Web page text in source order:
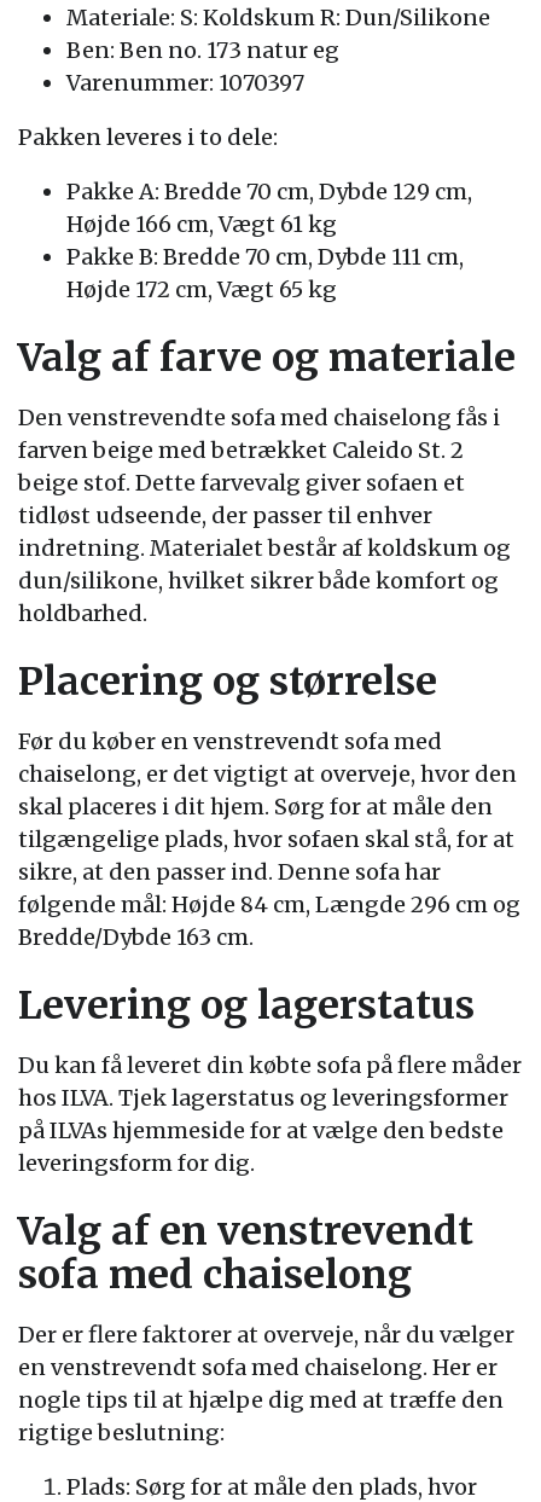
Materiale: S: Koldskum R: Dun/Silikone
Ben: Ben no. 173 natur eg
Varenummer: 1070397
Pakken leveres i to dele:
Pakke A: Bredde 70 cm, Dybde 129 cm,
Højde 166 cm, Vægt 61 kg
Pakke B: Bredde 70 cm, Dybde 111 cm,
Højde 172 cm, Vægt 65 kg
Valg af farve og materiale
Den venstrevendte sofa med chaiselong fås i
farven beige med betrækket Caleido St. 2
beige stof. Dette farvevalg giver sofaen et
tidløst udseende, der passer til enhver
indretning. Materialet består af koldskum og
dun/silikone, hvilket sikrer både komfort og
holdbarhed.
Placering og størrelse
Før du køber en venstrevendt sofa med
chaiselong, er det vigtigt at overveje, hvor den
skal placeres i dit hjem. Sørg for at måle den
tilgængelige plads, hvor sofaen skal stå, for at
sikre, at den passer ind. Denne sofa har
følgende mål: Højde 84 cm, Længde 296 cm og
Bredde/Dybde 163 cm.
Levering og lagerstatus
Du kan få leveret din købte sofa på flere måder
hos ILVA. Tjek lagerstatus og leveringsformer
på ILVAs hjemmeside for at vælge den bedste
leveringsform for dig.
Valg af en venstrevendt
sofa med chaiselong
Der er flere faktorer at overveje, når du vælger
en venstrevendt sofa med chaiselong. Her er
nogle tips til at hjælpe dig med at træffe den
rigtige beslutning:
Plads: Sørg for at måle den plads, hvor